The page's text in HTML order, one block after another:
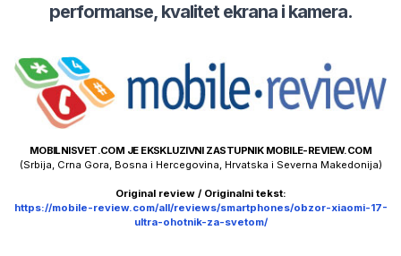
performanse, kvalitet ekrana i kamera.
MOBILNISVET.COM JE EKSKLUZIVNI ZASTUPNIK MOBILE-REVIEW.COM
(Srbija, Crna Gora, Bosna i Hercegovina, Hrvatska i Severna Makedonija)
Original review / Originalni tekst:
https://mobile-review.com/all/reviews/smartphones/obzor-xiaomi-17-
ultra-ohotnik-za-svetom/